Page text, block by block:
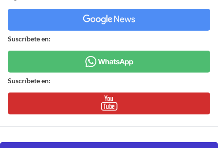
Suscríbete en:
Suscríbete en: